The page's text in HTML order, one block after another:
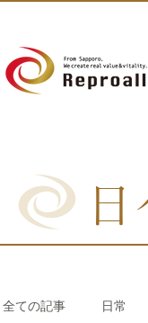
日
全ての記事 日常